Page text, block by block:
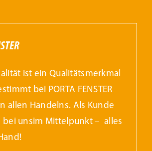
ist ein Qualitätsmerkmal
bei PORTA FENSTER
allen Handelns. Als Kunde
bei unsim Mittelpunkt – alles